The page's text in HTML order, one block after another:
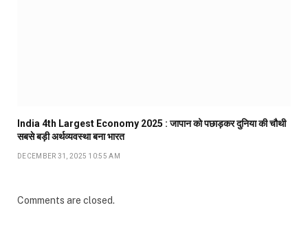
India 4th Largest Economy 2025 : जापान को पछाड़कर दुनिया की चौथी
सबसे बड़ी अर्थव्यवस्था बना भारत
DECEMBER 31, 2025 10:55 AM
Comments are closed.